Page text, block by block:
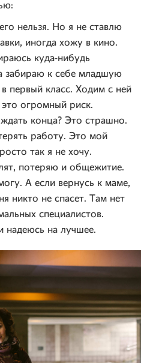
нельзя. Но я не ставлю
иногда хожу в кино.
куда-нибудь
забираю к себе младшую
в первый класс. Ходим с ней
это огромный риск.
конца? Это страшно.
работу. Это мой
так я не хочу.
потеряю и общежитие.
А если вернусь к маме,
никто не спасет. Там нет
специалистов.
надеюсь на лучшее.